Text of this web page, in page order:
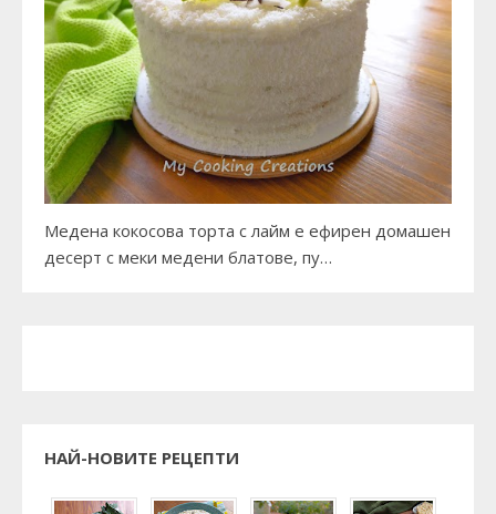
Медена кокосова торта с лайм е ефирен домашен
десерт с меки медени блатове, пу…
НАЙ-НОВИТЕ РЕЦЕПТИ